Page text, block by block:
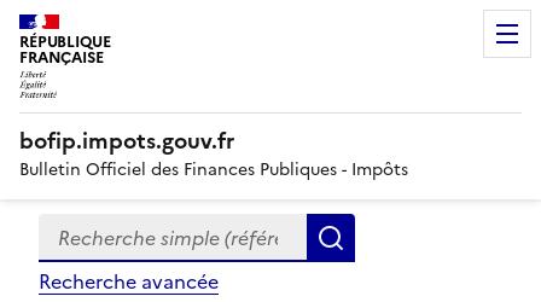
RÉPUBLIQUE
FRANÇAISE
bofip.impots.gouv.fr
Bulletin Officiel des Finances Publiques - Impôts
Formulaire
de
recherche
Recherche simple (références, mots clés, partie du
Recherche avancée